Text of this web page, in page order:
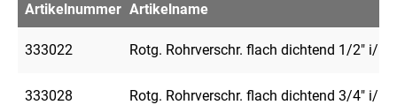
Artikelnummer Artikelname
333022 Rotg. Rohrverschr. flach dichtend 1/2" i/i
333028 Rotg. Rohrverschr. flach dichtend 3/4" i/i